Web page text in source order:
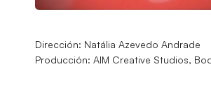
Dirección: Natália Azevedo Andrade
Producción: AIM Creative Studios,